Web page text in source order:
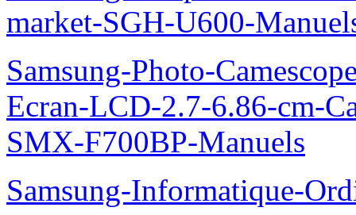
market-SGH-U600-
Samsung-Photo-
Ecran-LCD-2.7-6.86-cm-
SMX-F700BP-Manuels
Samsung-Informatique-